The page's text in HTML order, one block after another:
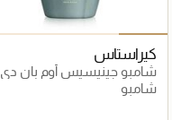
كيراستاس
شامبو جينيسيس أوم بان دي
ماس لزيادة كثافة الشعر
المُعرض للتساقط 250مل
شامبو